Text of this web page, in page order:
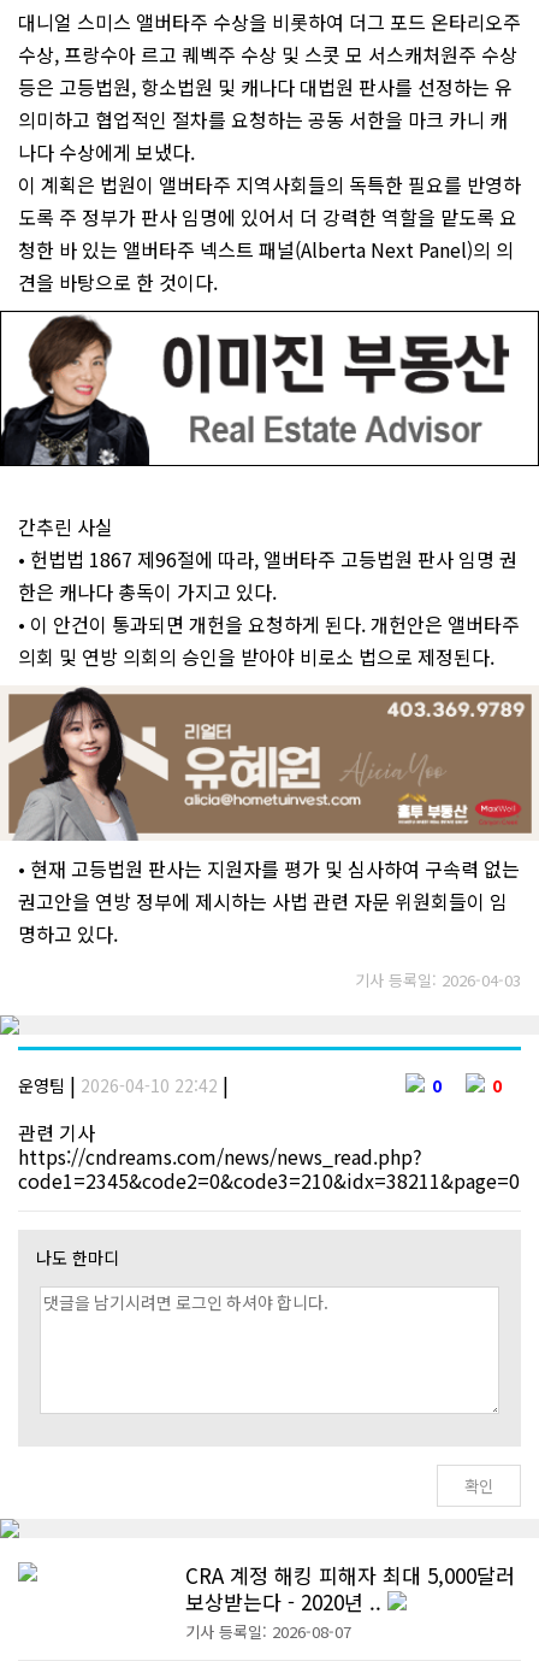
대니얼 스미스 앨버타주 수상을 비롯하여 더그 포드 온타리오주
수상, 프랑수아 르고 퀘벡주 수상 및 스콧 모 서스캐처원주 수상
등은 고등법원, 항소법원 및 캐나다 대법원 판사를 선정하는 유
의미하고 협업적인 절차를 요청하는 공동 서한을 마크 카니 캐
나다 수상에게 보냈다.
이 계획은 법원이 앨버타주 지역사회들의 독특한 필요를 반영하
도록 주 정부가 판사 임명에 있어서 더 강력한 역할을 맡도록 요
청한 바 있는 앨버타주 넥스트 패널(Alberta Next Panel)의 의
견을 바탕으로 한 것이다.
간추린 사실
• 헌법법 1867 제96절에 따라, 앨버타주 고등법원 판사 임명 권
한은 캐나다 총독이 가지고 있다.
• 이 안건이 통과되면 개헌을 요청하게 된다. 개헌안은 앨버타주
의회 및 연방 의회의 승인을 받아야 비로소 법으로 제정된다.
• 현재 고등법원 판사는 지원자를 평가 및 심사하여 구속력 없는
권고안을 연방 정부에 제시하는 사법 관련 자문 위원회들이 임
명하고 있다.
기사 등록일: 2026-04-03
운영팀 | 2026-04-10 22:42 | 0 0
관련 기사
https://cndreams.com/news/news_read.php?
code1=2345&code2=0&code3=210&idx=38211&page=0
나도 한마디
CRA 계정 해킹 피해자 최대 5,000달러
보상받는다 - 2020년 ..
기사 등록일: 2026-08-07